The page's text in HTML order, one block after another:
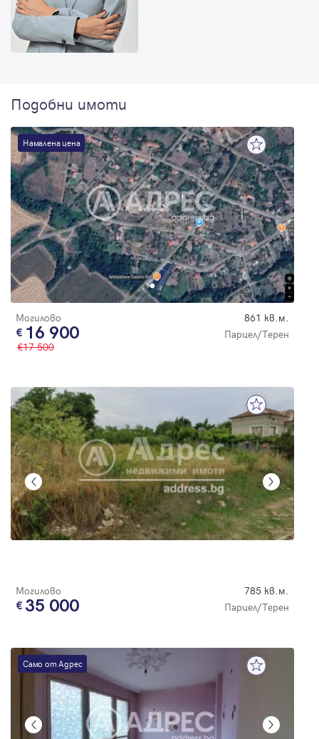
Подобни имоти
Намалена цена
Могилово 861 кв.м.
16 900
Парцел/Терен
17 500
Могилово 785 кв.м.
35 000 Парцел/Терен
Само от Адрес